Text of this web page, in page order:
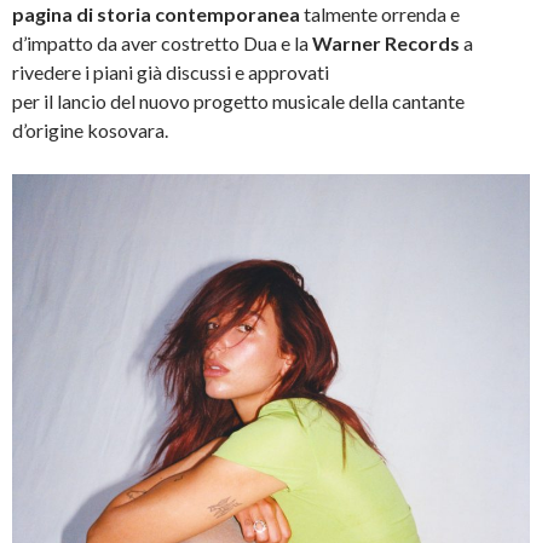
pagina di storia contemporanea talmente orrenda e
d’impatto da aver costretto Dua e laWarner Records a
rivedere i piani già discussi e approvati
per il lancio del nuovo progetto musicale della cantante
d’origine kosovara.